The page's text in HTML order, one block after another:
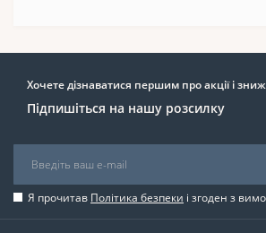
Хочете дізнаватися першим про акції і
Підпишіться на нашу розсилку
Я прочитав Політика безпеки і згоден з